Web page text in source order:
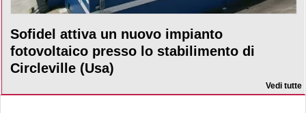
Sofidel attiva un nuovo impianto
fotovoltaico presso lo stabilimento di
Circleville (Usa)
Vedi tutte